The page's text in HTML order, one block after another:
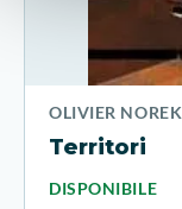
OLIVIER NOREK
Territori
DISPONIBILE